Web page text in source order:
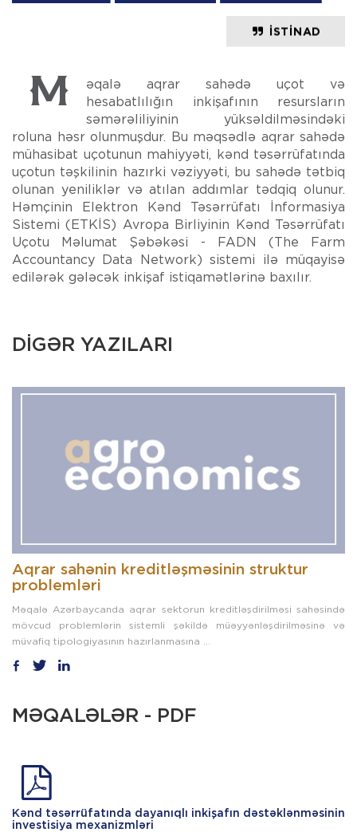
İSTINAD
Məqalə aqrar sahədə uçot və
hesabatlılığın inkişafının resursların
səmərəliliyinin yüksəldilməsindəki
roluna həsr olunmuşdur. Bu məqsədlə aqrar sahədə
mühasibat uçotunun mahiyyəti, kənd təsərrüfatında
uçotun təşkilinin hazırki vəziyyəti, bu sahədə tətbiq
olunan yeniliklər və atılan addımlar tədqiq olunur.
Həmçinin Elektron Kənd Təsərrüfatı İnformasiya
Sistemi (ETKİS) Avropa Birliyinin Kənd Təsərrüfatı
Uçotu Məlumat Şəbəkəsi - FADN (The Farm
Accountancy Data Network) sistemi ilə müqayisə
edilərək gələcək inkişaf istiqamətlərinə baxılır.
DİGƏR YAZILARI
Aqrar sahənin kreditləşməsinin struktur
problemləri
Məqalə Azərbaycanda aqrar sektorun kreditləşdirilməsi sahəsində
mövcud problemlərin sistemli şəkildə müəyyənləşdirilməsinə və
müvafiq tipologiyasının hazırlanmasına ...
MƏQALƏLƏR - PDF
Kənd təsərrüfatında dayanıqlı inkişafın dəstəklənməsinin
investisiya mexanizmləri